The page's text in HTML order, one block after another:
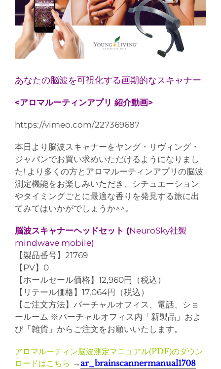
あなたの脳波を可視化する画期的なスキャナー
<アロマルーティンアプリ 紹介動画>
https://vimeo.com/227369687
本日より脳波スキャナーをヤング・リヴィング・
ジャパンでお買い求めいただけるようになりまし
た! より多くの方とアロマルーティンアプリの脳波
測定機能をお楽しみいただき、シチュエーション
やタイミングごとに最適な香りを発見する旅に出
てみてはいかがでしょうか^^。
脳波スキャナーヘッドセット (NeuroSky社製
mindwave mobile)
【製品番号】21769
【PV】0
【ホールセール価格】12,960円（税込）
【リテール価格】17,064円（税込）
【ご注文方法】バーチャルオフィス、電話、ショ
ールーム ※バーチャルオフィス内「新製品」およ
び「雑貨」からご注文をお願いいたします。
アロマルーティン脳波測定マニュアル(PDF)のダウン
ロードはこちら →ar_brainscannermanual1708